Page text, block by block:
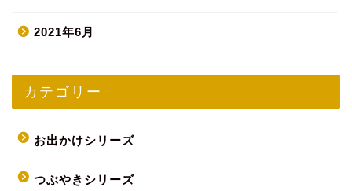
2021年6月
カテゴリー
お出かけシリーズ
つぶやきシリーズ